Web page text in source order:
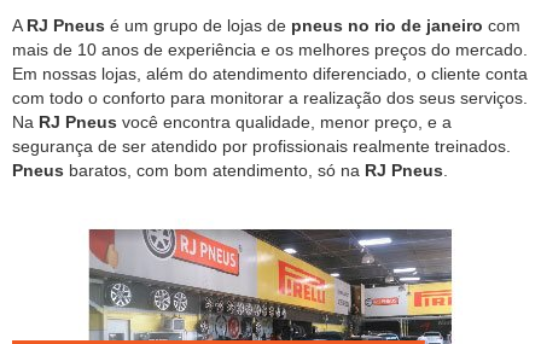
A RJ Pneus é um grupo de lojas de pneus no rio de janeiro com
mais de 10 anos de experiência e os melhores preços do mercado.
Em nossas lojas, além do atendimento diferenciado, o cliente conta
com todo o conforto para monitorar a realização dos seus serviços.
Na RJ Pneus você encontra qualidade, menor preço, e a
segurança de ser atendido por profissionais realmente treinados.
Pneus baratos, com bom atendimento, só na RJ Pneus